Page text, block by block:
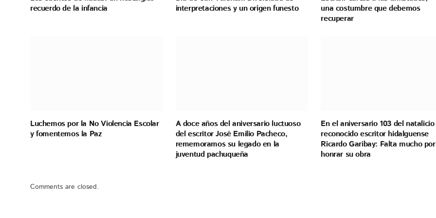
recuerdo de la infancia
interpretaciones y un origen funesto
una costumbre que debemos
recuperar
Luchemos por la No Violencia Escolar
y fomentemos la Paz
A doce años del aniversario luctuoso
del escritor José Emilio Pacheco,
rememoramos su legado en la
juventud pachuqueña
En el aniversario 103 del
reconocido escritor hidalguense
Ricardo Garibay: Falta mucho por
honrar su obra
Comments are closed.